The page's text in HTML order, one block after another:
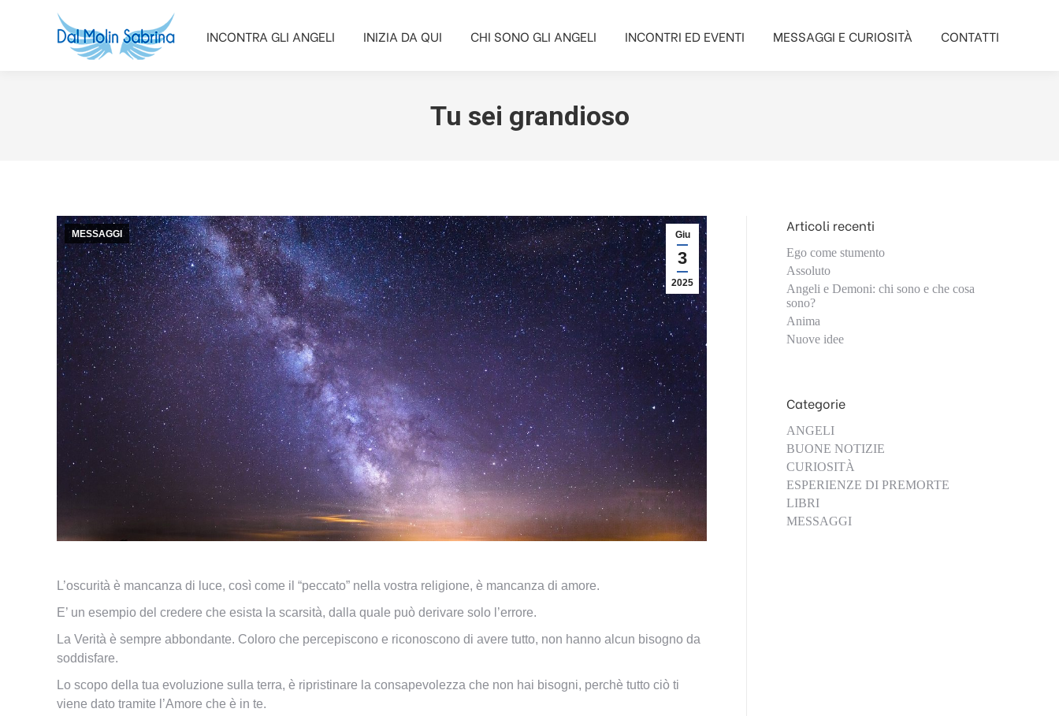
INCONTRA GLI ANGELI INIZIA DA QUI CHI SONO GLI ANGELI INCONTRI ED EVENTI MESSAGGI E CURIOSITÀ CONTATTI
Tu sei grandioso
Giu
3
2025
MESSAGGI
L’oscurità è mancanza di luce, così come il “peccato” nella vostra religione, è mancanza di amore.
E’ un esempio del credere che esista la scarsità, dalla quale può derivare solo l’errore.
La Verità è sempre abbondante. Coloro che percepiscono e riconoscono di avere tutto, non hanno alcun bisogno da
soddisfare.
Lo scopo della tua evoluzione sulla terra, è ripristinare la consapevolezza che non hai bisogni, perchè tutto ciò ti
viene dato tramite l’Amore che è in te.
Articoli recenti
Ego come stumento
Assoluto
Angeli e Demoni: chi sono e che cosa
sono?
Anima
Nuove idee
Categorie
ANGELI
BUONE NOTIZIE
CURIOSITÀ
ESPERIENZE DI PREMORTE
LIBRI
MESSAGGI
MESSAGGI E CURIOSITÀ